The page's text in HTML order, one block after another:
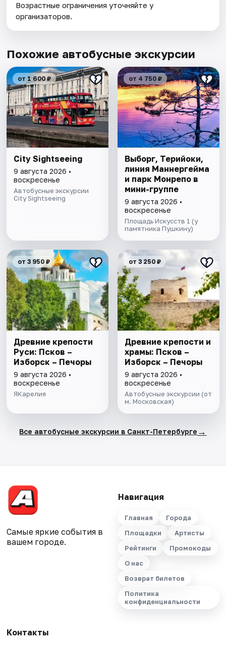
Возрастные ограничения уточняйте у
организаторов.
Похожие автобусные экскурсии
от 1 600 ₽
City Sightseeing
9 августа 2026 •
воскресенье
Автобусные экскурсии
City Sightseeing
от 4 750 ₽
Выборг, Терийоки,
линия Маннергейма
и парк Монрепо в
мини-группе
9 августа 2026 •
воскресенье
Площадь Искусств 1 (у
памятника Пушкину)
от 3 950 ₽
Древние крепости
Руси: Псков –
Изборск – Печоры
9 августа 2026 •
воскресенье
ЯКарелия
от 3 250 ₽
Древние крепости и
храмы: Псков –
Изборск – Печоры
9 августа 2026 •
воскресенье
Автобусные экскурсии (от
м. Московская)
Все автобусные экскурсии в Санкт-Петербурге →
Самые яркие события в
вашем городе.
Навигация
Главная
Города
Площадки
Артисты
Рейтинги
Промокоды
О нас
Возврат билетов
Политика
конфиденциальности
Контакты